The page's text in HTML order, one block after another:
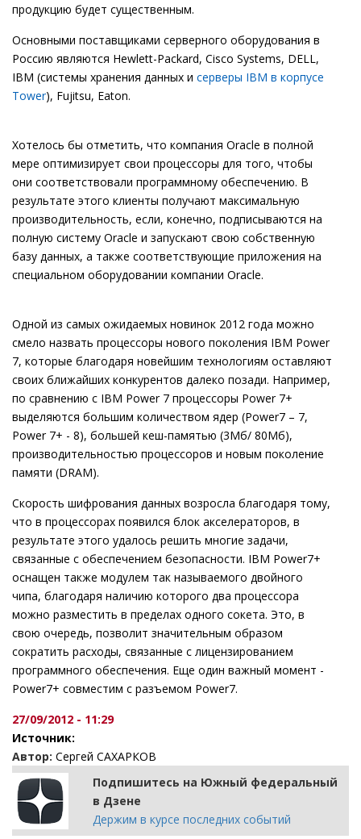
продукцию будет существенным.
Основными поставщиками серверного оборудования в
Россию являются Hewlett-Packard, Cisco Systems, DELL,
IBM (системы хранения данных и серверы IBM в корпусе
Tower), Fujitsu, Eaton.
Хотелось бы отметить, что компания Oracle в полной
мере оптимизирует свои процессоры для того, чтобы
они соответствовали программному обеспечению. В
результате этого клиенты получают максимальную
производительность, если, конечно, подписываются на
полную систему Oracle и запускают свою собственную
базу данных, а также соответствующие приложения на
специальном оборудовании компании Oracle.
Одной из самых ожидаемых новинок 2012 года можно
смело назвать процессоры нового поколения IBM Power
7, которые благодаря новейшим технологиям оставляют
своих ближайших конкурентов далеко позади. Например,
по сравнению с IBM Power 7 процессоры Power 7+
выделяются большим количеством ядер (Power7 – 7,
Power 7+ - 8), большей кеш-памятью (3Мб/ 80Мб),
производительностью процессоров и новым поколение
памяти (DRAM).
Скорость шифрования данных возросла благодаря тому,
что в процессорах появился блок акселераторов, в
результате этого удалось решить многие задачи,
связанные с обеспечением безопасности. IBM Power7+
оснащен также модулем так называемого двойного
чипа, благодаря наличию которого два процессора
можно разместить в пределах одного сокета. Это, в
свою очередь, позволит значительным образом
сократить расходы, связанные с лицензированием
программного обеспечения. Еще один важный момент -
Power7+ совместим с разъемом Power7.
27/09/2012 - 11:29
Источник:
Автор: Сергей САХАРКОВ
Подпишитесь на Южный федеральный
в Дзене
Держим в курсе последних событий